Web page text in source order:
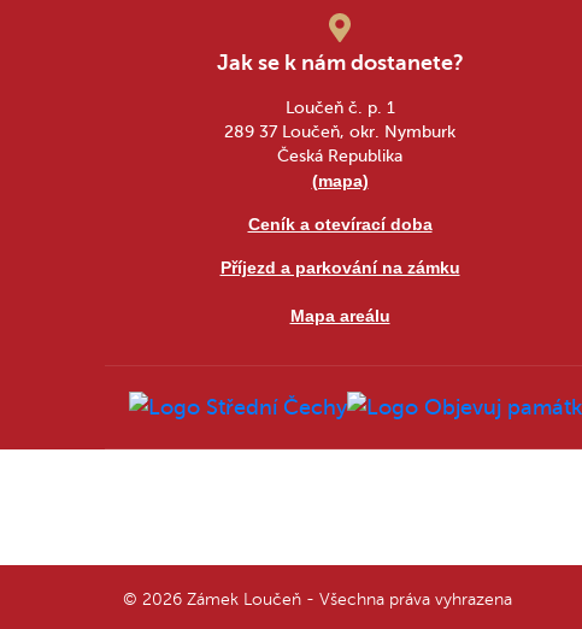
Jak se k nám dostanete?
Loučeň č. p. 1
289 37 Loučeň, okr. Nymburk
Česká Republika
(mapa)
Ceník a otevírací doba
Příjezd a parkování na zámku
Mapa areálu
© 2026 Zámek Loučeň - Všechna práva vyhrazena